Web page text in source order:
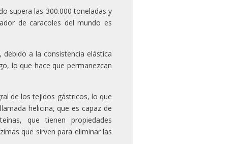
supera las 300.000 toneladas y
de caracoles del mundo es
a la consistencia elástica
lo que hace que permanezcan
de los tejidos gástricos, lo que
helicina, que es capaz de
que tienen propiedades
que sirven para eliminar las